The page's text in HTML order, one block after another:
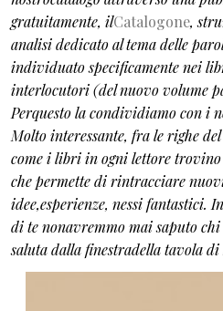
gratuitamente, ilCatalogone,
analisi dedicato al tema delle
individuato specificamente nei
interlocutori (del nuovo volume
Perquesto la condividiamo con i
Molto interessante, fra le righe del
come i libri in ogni lettore trovino
che permette di rintracciare
idee,esperienze, nessi fantastici.
di te nonavremmo mai saputo
saluta dalla finestradella tavola di